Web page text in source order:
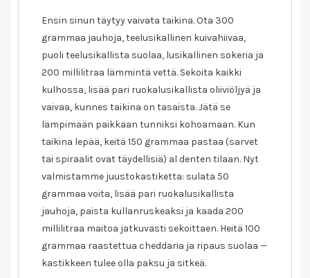
Ensin sinun täytyy vaivata taikina. Ota 300
grammaa jauhoja, teelusikallinen kuivahiivaa,
puoli teelusikallista suolaa, lusikallinen sokeria ja
200 millilitraa lämmintä vettä. Sekoita kaikki
kulhossa, lisää pari ruokalusikallista oliiviöljyä ja
vaivaa, kunnes taikina on tasaista. Jätä se
lämpimään paikkaan tunniksi kohoamaan. Kun
taikina lepää, keitä 150 grammaa pastaa (sarvet
tai spiraalit ovat täydellisiä) al denten tilaan. Nyt
valmistamme juustokastiketta: sulata 50
grammaa voita, lisää pari ruokalusikallista
jauhoja, paista kullanruskeaksi ja kaada 200
millilitraa maitoa jatkuvasti sekoittaen. Heitä 100
grammaa raastettua cheddaria ja ripaus suolaa —
kastikkeen tulee olla paksu ja sitkeä.